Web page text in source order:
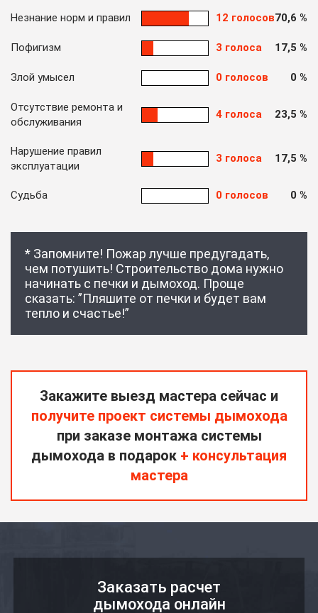
Незнание норм и правил 12 голосов70,6 %
Пофигизм 3 голоса 17,5 %
Злой умысел 0 голосов 0 %
Отсутствие ремонта и
обслуживания
4 голоса 23,5 %
Нарушение правил
эксплуатации
3 голоса 17,5 %
Судьба 0 голосов 0 %
* Запомните! Пожар лучше предугадать,
чем потушить! Строительство дома нужно
начинать с печки и дымоход. Проще
сказать: ”Пляшите от печки и будет вам
тепло и счастье!”
Закажите выезд мастера сейчас и
получите проект системы дымохода
при заказе монтажа системы
дымохода в подарок + консультация
мастера
Заказать расчет
дымохода онлайн